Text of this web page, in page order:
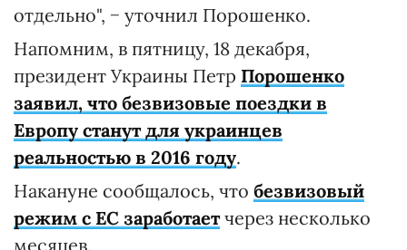
отдельно", − уточнил Порошенко.
Напомним, в пятницу, 18 декабря,
президент Украины Петр Порошенко
заявил, что безвизовые поездки в
Европу станут для украинцев
реальностью в 2016 году.
Накануне сообщалось, что безвизовый
режим с ЕС заработаетчерез несколько
месяцев.